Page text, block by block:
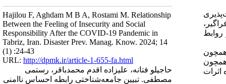
Hajilou F, Aghdam M B A, Rostami M. Relationship
Between the Feeling of Insecurity and Social
Responsibility After the COVID-19 Pandemic in
Tabriz, Iran. Disaster Prev. Manag. Know. 2024; 14
(1) :24-43
URL: http://dpmk.ir/article-1-655-fa.html
حاجیلو فتانه، علیزاده اقدم محمدباقر، رستمی
مصطفی. تبیین جامعه‌شناختی رابطه احساس ناامنی
روابط
همچون
اثرات